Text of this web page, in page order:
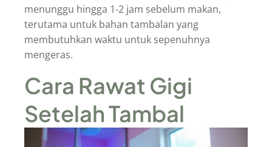
menunggu hingga 1-2 jam sebelum makan,
terutama untuk bahan tambalan yang
membutuhkan waktu untuk sepenuhnya
mengeras.
Cara Rawat Gigi
Setelah Tambal